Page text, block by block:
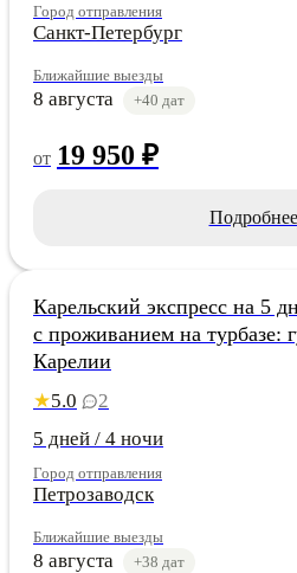
Город отправления
Санкт-Петербург
Ближайшие выезды
8 августа +40 дат
от 19 950 ₽
Подробнее
Карельский экспресс на 5
с проживанием на турбазе:
Карелии
★5.0
2
5 дней / 4 ночи
Город отправления
Петрозаводск
Ближайшие выезды
8 августа +38 дат